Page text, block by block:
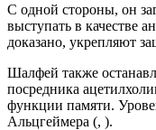
С одной стороны, он
выступать в качестве
доказано, укрепляют
Шалфей также
посредника
функции памяти.
Альцгеймера (, ).